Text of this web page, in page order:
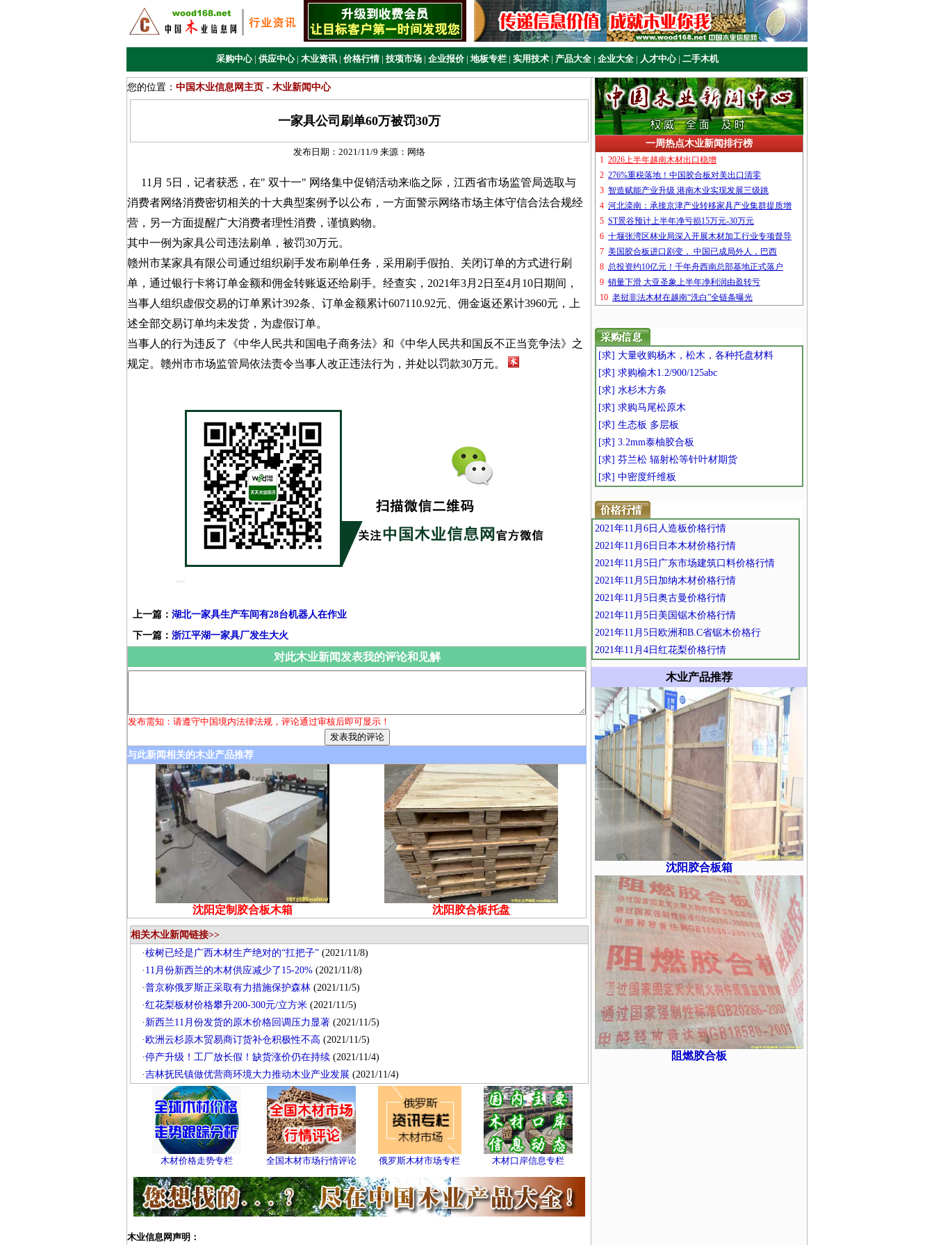
采购中心 | 供应中心 | 木业资讯 | 价格行情 | 技项市场 | 企业报价 | 地板专栏 | 实用技术 | 产品大全 | 企业大全 | 人才中心 | 二手木机
您的位置： 中国木业信息网主页 - 木业新闻中心
一家具公司刷单60万被罚30万
发布日期： 2021/11/9 来源： 网络
11月 5日，记者获悉，在" 双十一" 网络集中促销活动来临之际，江西省市场监管局选取与
消费者网络消费密切相关的十大典型案例予以公布，一方面警示网络市场主体守信合法合规经
营，另一方面提醒广大消费者理性消费，谨慎购物。
其中一例为家具公司违法刷单，被罚30万元。
赣州市某家具有限公司通过组织刷手发布刷单任务，采用刷手假拍、关闭订单的方式进行刷
单，通过银行卡将订单金额和佣金转账返还给刷手。经查实，2021年3月2日至4月10日期间，
当事人组织虚假交易的订单累计392条、订单金额累计607110.92元、佣金返还累计3960元，上
述全部交易订单均未发货，为虚假订单。
当事人的行为违反了《中华人民共和国电子商务法》和《中华人民共和国反不正当竞争法》之
规定。赣州市市场监管局依法责令当事人改正违法行为，并处以罚款30万元。
上一篇： 湖北一家具生产车间有28台机器人在作业
下一篇： 浙江平湖一家具厂发生大火
对此木业新闻发表我的评论和见解
发布需知：请遵守中国境内法律法规，评论通过审核后即可显示！
与此新闻相关的木业产品推荐
沈阳定制胶合板木箱 沈阳胶合板托盘
相关木业新闻链接>>
·桉树已经是广西木材生产绝对的“扛把子”(2021/11/8)
· 11月份新西兰的木材供应减少了15-20%(2021/11/8)
·普京称俄罗斯正采取有力措施保护森林(2021/11/5)
·红花梨板材价格攀升200-300元/立方米(2021/11/5)
· 新西兰11月份发货的原木价格回调压力显著(2021/11/5)
· 欧洲云杉原木贸易商订货补仓积极性不高 (2021/11/5)
·停产升级！工厂放长假！缺货涨价仍在持续(2021/11/4)
·吉林抚民镇做优营商环境大力推动木业产业发展 (2021/11/4)
木材价格走势专栏 全国木材市场行情评论 俄罗斯木材市场专栏 木材口岸信息专栏
木业信息网声明：
[求] 大量收购杨木，松木，各种托盘材料
[求] 求购榆木1.2/900/125abc
[求] 水杉木方条
[求] 求购马尾松原木
[求] 生态板 多层板
[求] 3.2mm泰柚胶合板
[求] 芬兰松 辐射松等针叶材期货
[求] 中密度纤维板
2021年11月6日人造板价格行情
2021年11月6日日本木材价格行情
2021年11月5日广东市场建筑口料价格行情
2021年11月5日加纳木材价格行情
2021年11月5日奥古曼价格行情
2021年11月5日美国锯木价格行情
2021年11月5日欧洲和B.C省锯木价格行
2021年11月4日红花梨价格行情
木业产品推荐
沈阳胶合板箱
阻燃胶合板